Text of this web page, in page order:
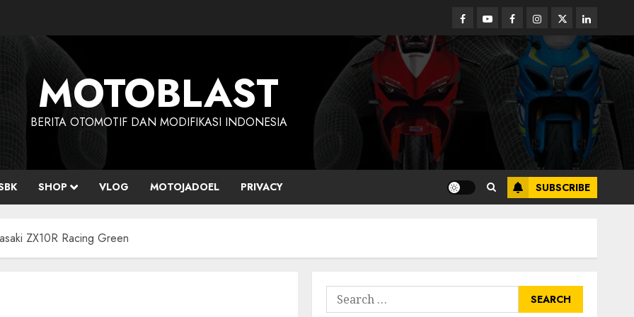
Facebook
YoutubeFacebookInstagram
Twitterlinkedin
MOTOBLAST
BERITA OTOMOTIF DAN MODIFIKASI INDONESIA
SHOP VLOG MOTOJADOEL PRIVACY SUBSCRIBE
ZX10R Racing Green
Search
for: